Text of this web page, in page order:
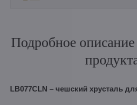
Подробное
LB077CLN – чешский хрусталь